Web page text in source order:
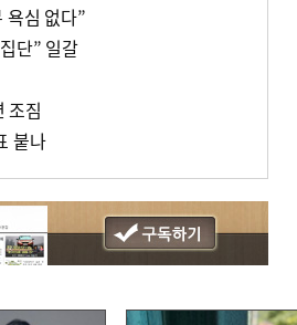
심 없다”
단” 일갈
조짐
붙나